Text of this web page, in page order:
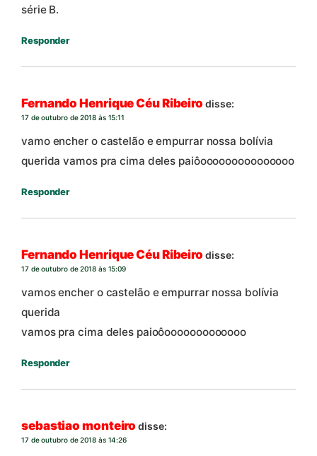
série B.
Responder
Fernando Henrique Céu Ribeiro disse:
17 de outubro de 2018 às 15:11
vamo encher o castelão e empurrar nossa bolívia
querida vamos pra cima deles paiôooooooooooooooo
Responder
Fernando Henrique Céu Ribeiro disse:
17 de outubro de 2018 às 15:09
vamos encher o castelão e empurrar nossa bolívia
querida
vamos pra cima deles paioôooooooooooooo
Responder
sebastiao monteiro disse:
17 de outubro de 2018 às 14:26